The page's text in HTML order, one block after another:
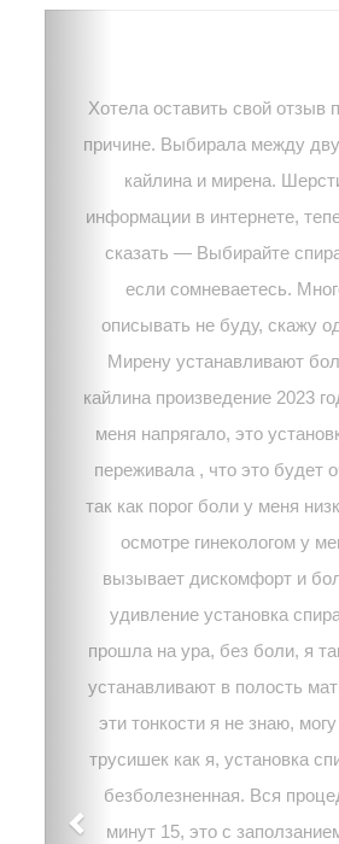
Хотела оставить свой отзыв
причине. Выбирала между
кайлина и мирена.
информации в интернете,
сказать — Выбирайте
если сомневаетесь.
описывать не буду, скажу
Мирену устанавливают
кайлина произведение 2023
меня напрягало, это
переживала , что это будет
так как порог боли у меня
осмотре гинекологом у
вызывает дискомфорт и
удивление установка
прошла на ура, без боли, я
устанавливают в полость
эти тонкости я не знаю,
трусишек как я, установка
безболезненная. Вся
минут 15, это с